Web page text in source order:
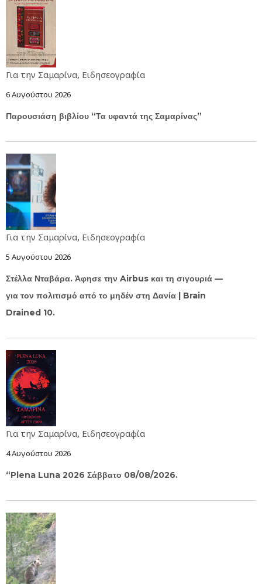
Για την Σαμαρίνα, Ειδησεογραφία
6 Αυγούστου 2026
Παρουσιάση βιβλίου “Τα υφαντά της Σαμαρίνας”
Για την Σαμαρίνα, Ειδησεογραφία
5 Αυγούστου 2026
Στέλλα Νταβάρα. Άφησε την Airbus και τη σιγουριά —
για τον πολιτισμό από το μηδέν στη Δανία | Brain
Drained 10.
Για την Σαμαρίνα, Ειδησεογραφία
4 Αυγούστου 2026
“Plena Luna 2026 Σάββατο 08/08/2026.